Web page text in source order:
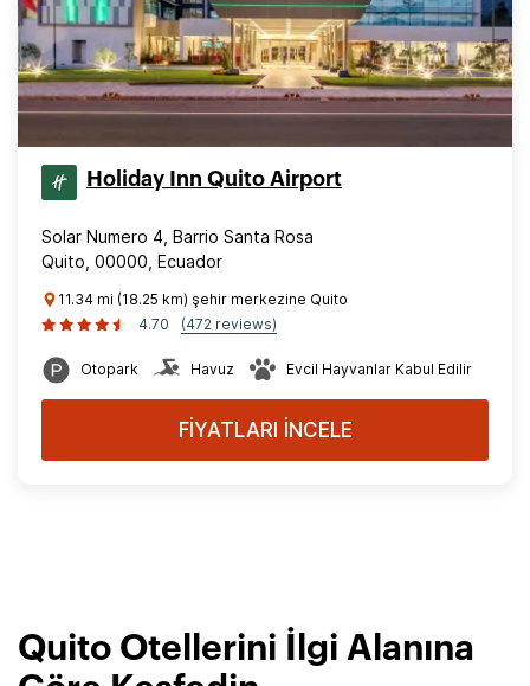
Holiday Inn Quito Airport
Solar Numero 4, Barrio Santa Rosa
Quito, 00000, Ecuador
11.34 mi (18.25 km) şehir merkezine Quito
4.70
(472 reviews)
Otopark Havuz Evcil Hayvanlar Kabul Edilir
FİYATLARI İNCELE
Quito Otellerini İlgi Alanına